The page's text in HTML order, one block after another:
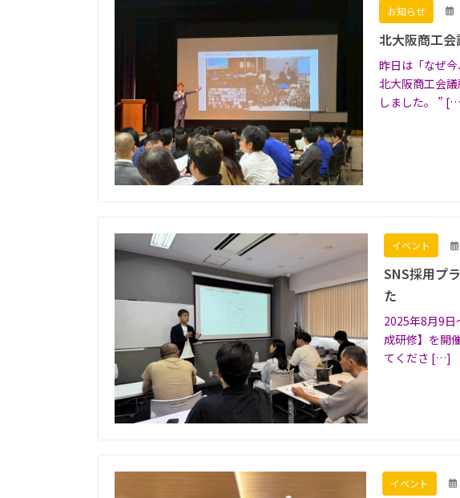
お知らせ
北大阪商工
昨日は「なぜ
北大阪商工会
しました。 ”
イベント
SNS採用プ
た
2025年8月9日
成研修】を開
てくださ […]
イベント